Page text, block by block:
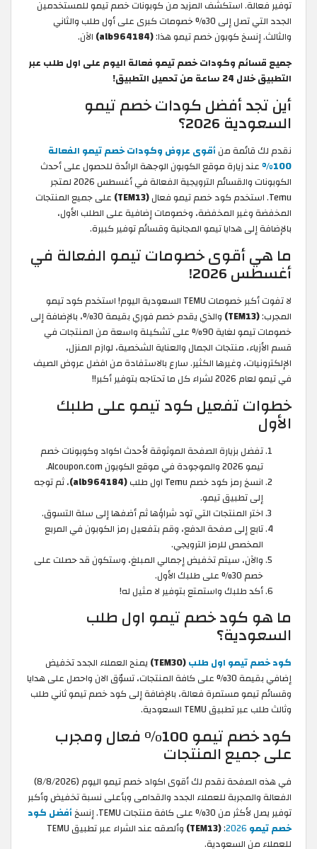
توفير فعالة. استكشف المزيد من كوبونات خصم تيمو للمستخدمين
الجدد التي تصل إلى 30% خصومات كبرى على أول طلب والثاني
والثالث. إنسخ كوبون خصم تيمو هذا:(alb964184)
الآن.
جميع قسائم وكودات خصم تيمو فعالة اليوم على اول طلب عبر
التطبيق خلال 24 ساعة من تحميل التطبيق!
أين تجد أفضل كودات خصم تيمو
السعودية 2026؟
نقدم لك قائمة منأقوى عروض وكودات خصم تيمو الفعالة
100%
عند زيارة موقع الكوبون الوجهة الرائدة للحصول على أحدث
الكوبونات والقسائم الترويجية الفعالة في أغسطس 2026 لمتجر
Temu. استخدم كود خصم تيمو فعال
(TEM13)
على جميع المنتجات
المخفضة وغير المخفضة، وخصومات إضافية على الطلب الأول،
بالإضافة إلى هدايا تيمو المجانية وقسائم توفير كبيرة.
ما هي أقوى خصومات تيمو الفعالة في
أغسطس 2026!
لا تفوت أكبر خصومات TEMU السعودية اليوم! استخدم كود تيمو
المجرب:(TEM13)
والذي يقدم خصم فوري بقيمة 30%، بالإضافة إلى
خصومات تيمو لغاية 90% على تشكيلة واسعة من المنتجات في
قسم الأزياء، منتجات الجمال والعناية الشخصية، لوازم المنزل،
الإلكترونيات، وغيرها الكثير. سارع بالاستفادة من افضل عروض الصيف
في تيمو لعام 2026 لشراء كل ما تحتاجه بتوفير أكبر!!
خطوات تفعيل كود تيمو على طلبك
الأول
تفضل بزيارة الصفحة الموثوقة لأحدث اكواد وكوبونات خصم
تيمو 2026 والموجودة في موقع الكوبون Alcoupon.com.
انسخ رمز كود خصم Temu اول طلب
(alb964184)
، ثم توجه
إلى تطبيق تيمو.
اختر المنتجات التي تود شراؤها ثم أضفها إلى سلة التسوق.
تابع إلى صفحة الدفع، وقم بتفعيل رمز الكوبون في المربع
المخصص للرمز الترويجي.
والآن، سيتم تخفيض إجمالي المبلغ، وستكون قد حصلت على
خصم 30% على طلبك الأول.
أكد طلبك واستمتع بتوفير لا مثيل له!
ما هو كود خصم تيمو اول طلب
السعودية؟
كود خصم تيمو اول طلب(TEM30)
يمنح العملاء الجدد تخفيض
إضافي بقيمة 30% على كافة المنتجات، تسوّق الان واحصل على هدايا
وقسائم تيمو مستمرة فعالة، بالإضافة إلى كود خصم تيمو ثاني طلب
وثالث طلب عبر تطبيق TEMU السعودية.
كود خصم تيمو 100% فعال ومجرب
على جميع المنتجات
في هذه الصفحة نقدم لك أقوى اكواد خصم تيمو اليوم (8/8/2026)
الفعالة والمجربة للعملاء الجدد والقدامى وبأعلى نسبة تخفيض وأكبر
توفير يصل لأكثر من 30% على كافة منتجات TEMU. إنسخ
أفضل كود
خصم تيمو
:
(TEM13)
وألصقه عند الشراء عبر تطبيق TEMU
للعملاء من السعودية.